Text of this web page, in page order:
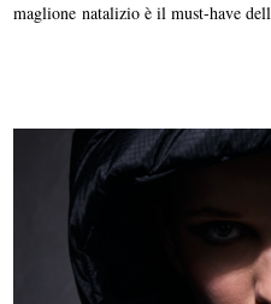
maglione natalizio è il must-have